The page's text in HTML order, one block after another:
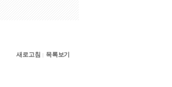
새로고침 | 목록보기